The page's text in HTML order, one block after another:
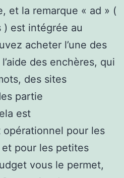
et la remarque « ad » (
est intégrée au
acheter l’une des
des enchères, qui
des sites
partie
est
pour les
et pour les petites
vous le permet,